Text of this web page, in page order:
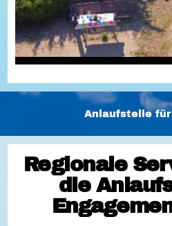
Anlaufstelle
Regionale
die